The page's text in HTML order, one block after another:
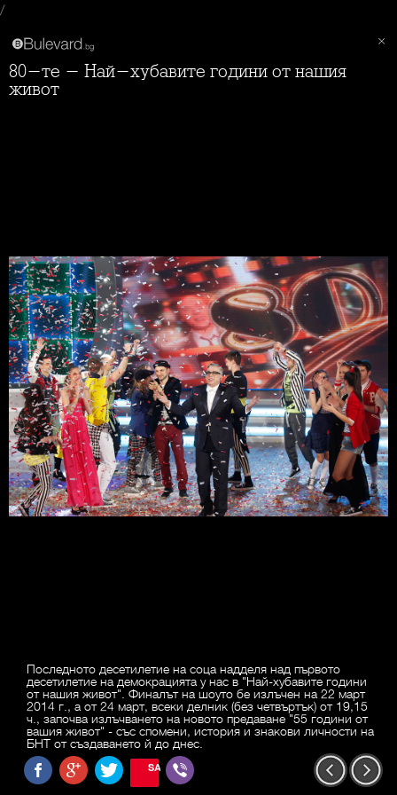
/
80-те - Най-хубавите години от нашия
живот
Последното десетилетие на соца надделя над първото
десетилетие на демокрацията у нас в "Най-хубавите години
от нашия живот". Финалът на шоуто бе излъчен на 22 март
2014 г., а от 24 март, всеки делник (без четвъртък) от 19,15
ч., започва излъчването на новото предаване "55 години от
вашия живот" - със спомени, история и знакови личности на
БНТ от създаването й до днес.
SAVE